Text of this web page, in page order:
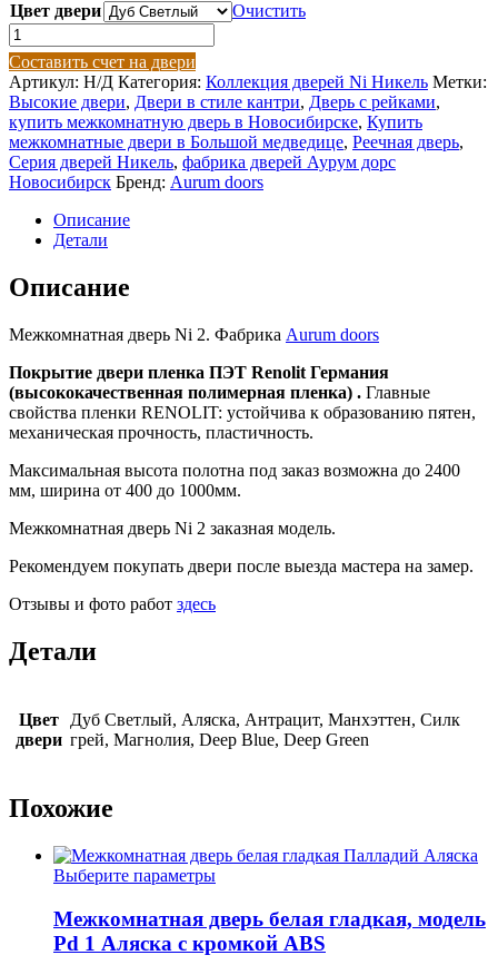
Цвет двери
Очистить
Количество
товара
Межкомнатная
дверь
Ni
2
Составить счет на двери
Артикул: Н/Д Категория: Коллекция дверей Ni Никель Метки:
Высокие двери, Двери в стиле кантри, Дверь с рейками,
купить межкомнатную дверь в Новосибирске, Купить
межкомнатные двери в Большой медведице, Реечная дверь,
Серия дверей Никель, фабрика дверей Аурум дорс
Новосибирск Бренд: Aurum doors
Описание
Детали
Описание
Межкомнатная дверь Ni 2. Фабрика Aurum doors
Покрытие двери пленка ПЭТ Renolit Германия
(высококачественная полимерная пленка) . Главные
свойства пленки RENOLIT: устойчива к образованию пятен,
механическая прочность, пластичность.
Максимальная высота полотна под заказ возможна до 2400
мм, ширина от 400 до 1000мм.
Межкомнатная дверь Ni 2 заказная модель.
Рекомендуем покупать двери после выезда мастера на замер.
Отзывы и фото работ здесь
Детали
Цвет
двери
Дуб Светлый, Аляска, Антрацит, Манхэттен, Силк
грей, Магнолия, Deep Blue, Deep Green
Похожие
Выберите параметрыЭтот
имеет
несколько
вариаций.
Межкомнатная дверь белая гладкая, модель
Pd 1 Аляска с кромкой ABS